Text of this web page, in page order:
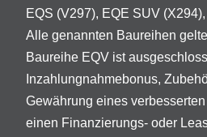
EQS (V297), EQE SUV
Alle genannten Baureihen
Baureihe EQV ist
Inzahlungnahmebonus,
Gewährung eines
einen Finanzierungs- oder